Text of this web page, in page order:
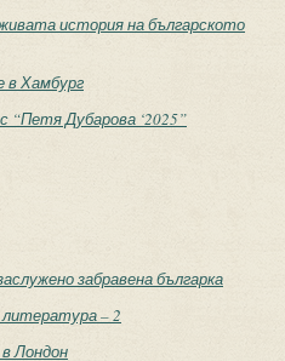
история на българското
в Хамбург
“Петя Дубарова ‘2025”
забравена българка
– 2
Лондон